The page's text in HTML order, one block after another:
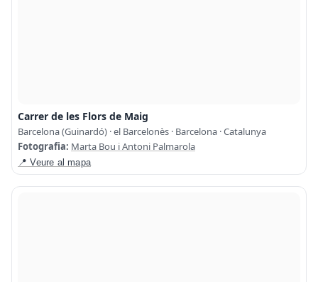
Carrer de les Flors de Maig
Barcelona (Guinardó) · el Barcelonès · Barcelona · Catalunya
Fotografia: Marta Bou i Antoni Palmarola
📍 Veure al mapa